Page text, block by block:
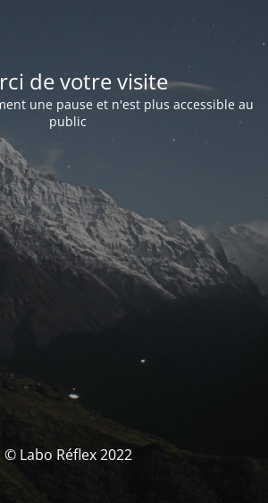
de votre visite
une pause et n'est plus accessible au
public
© Labo Réflex 2022